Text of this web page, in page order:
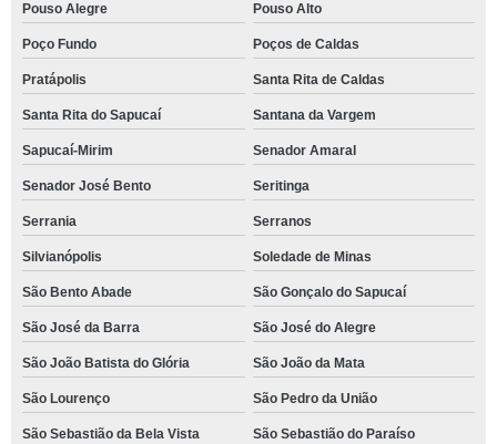
Pouso Alegre Pouso Alto
Poço Fundo Poços de Caldas
Pratápolis Santa Rita de Caldas
Santa Rita do Sapucaí Santana da Vargem
Sapucaí-Mirim Senador Amaral
Senador José Bento Seritinga
Serrania Serranos
Silvianópolis Soledade de Minas
São Bento Abade São Gonçalo do Sapucaí
São José da Barra São José do Alegre
São João Batista do Glória São João da Mata
São Lourenço São Pedro da União
São Sebastião da Bela Vista São Sebastião do Paraíso